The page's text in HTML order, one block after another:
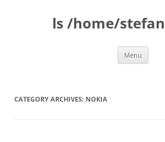
ls /home/
Menu
CATEGORY ARCHIVES: NOKIA